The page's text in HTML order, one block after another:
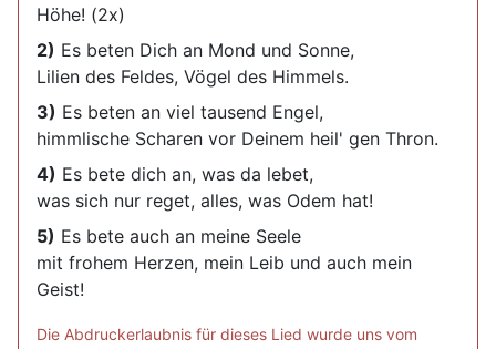
Höhe! (2x)
2) Es beten Dich an Mond und Sonne,
Lilien des Feldes, Vögel des Himmels.
3) Es beten an viel tausend Engel,
himmlische Scharen vor Deinem heil' gen Thron.
4) Es bete dich an, was da lebet,
was sich nur reget, alles, was Odem hat!
5) Es bete auch an meine Seele
mit frohem Herzen, mein Leib und auch mein
Geist!
Die Abdruckerlaubnis für dieses Lied wurde uns vom